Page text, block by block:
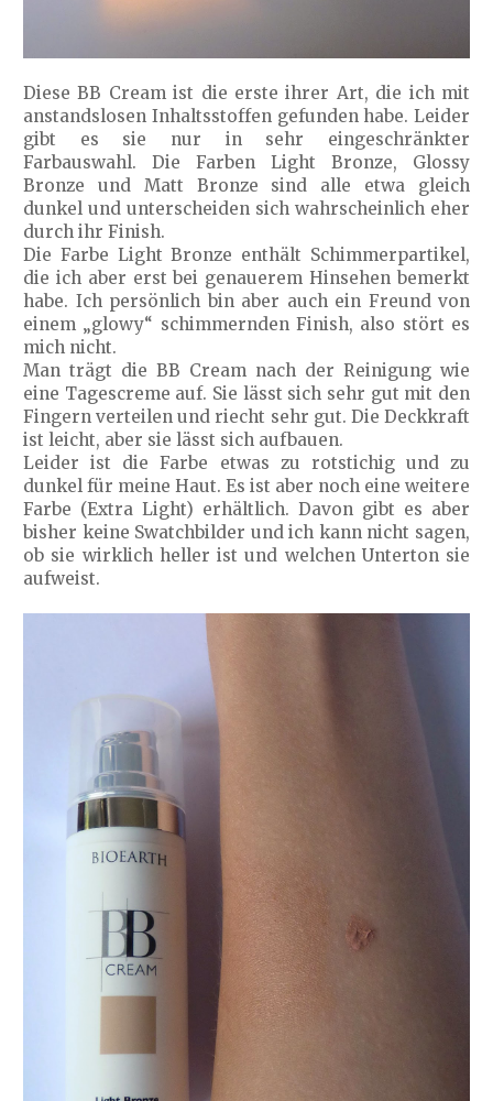
Diese BB Cream ist die erste ihrer Art, die ich mit
anstandslosen Inhaltsstoffen gefunden habe. Leider
gibt es sie nur in sehr eingeschränkter
Farbauswahl. Die Farben Light Bronze, Glossy
Bronze und Matt Bronze sind alle etwa gleich
dunkel und unterscheiden sich wahrscheinlich eher
durch ihr Finish.
Die Farbe Light Bronze enthält Schimmerpartikel,
die ich aber erst bei genauerem Hinsehen bemerkt
habe. Ich persönlich bin aber auch ein Freund von
einem „glowy“ schimmernden Finish, also stört es
mich nicht.
Man trägt die BB Cream nach der Reinigung wie
eine Tagescreme auf. Sie lässt sich sehr gut mit den
Fingern verteilen und riecht sehr gut. Die Deckkraft
ist leicht, aber sie lässt sich aufbauen.
Leider ist die Farbe etwas zu rotstichig und zu
dunkel für meine Haut. Es ist aber noch eine weitere
Farbe (Extra Light) erhältlich. Davon gibt es aber
bisher keine Swatchbilder und ich kann nicht sagen,
ob sie wirklich heller ist und welchen Unterton sie
aufweist.